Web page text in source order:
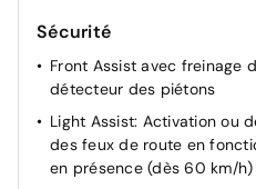
Sécurité
Front Assist avec freinage
détecteur des piétons
Light Assist: Activation ou
des feux de route en
en présence (dès 60 km/h)